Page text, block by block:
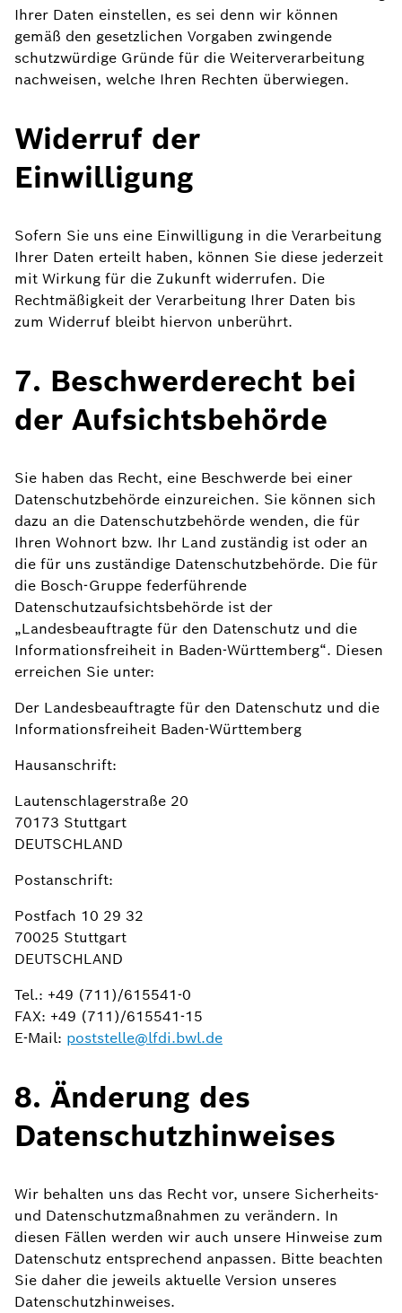
Ihrer Daten einstellen, es sei denn wir können
gemäß den gesetzlichen Vorgaben zwingende
schutzwürdige Gründe für die Weiterverarbeitung
nachweisen, welche Ihren Rechten überwiegen.
Widerruf der
Einwilligung
Sofern Sie uns eine Einwilligung in die Verarbeitung
Ihrer Daten erteilt haben, können Sie diese jederzeit
mit Wirkung für die Zukunft widerrufen. Die
Rechtmäßigkeit der Verarbeitung Ihrer Daten bis
zum Widerruf bleibt hiervon unberührt.
7. Beschwerderecht bei
der Aufsichtsbehörde
Sie haben das Recht, eine Beschwerde bei einer
Datenschutzbehörde einzureichen. Sie können sich
dazu an die Datenschutzbehörde wenden, die für
Ihren Wohnort bzw. Ihr Land zuständig ist oder an
die für uns zuständige Datenschutzbehörde. Die für
die Bosch-Gruppe federführende
Datenschutzaufsichtsbehörde ist der
„Landesbeauftragte für den Datenschutz und die
Informationsfreiheit in Baden-Württemberg“. Diesen
erreichen Sie unter:
Der Landesbeauftragte für den Datenschutz und die
Informationsfreiheit Baden-Württemberg
Hausanschrift:
Lautenschlagerstraße 20
70173 Stuttgart
DEUTSCHLAND
Postanschrift:
Postfach 10 29 32
70025 Stuttgart
DEUTSCHLAND
Tel.: +49 (711)/615541-0
FAX: +49 (711)/615541-15
E-Mail: poststelle@lfdi.bwl.de
8. Änderung des
Datenschutzhinweises
Wir behalten uns das Recht vor, unsere Sicherheits-
und Datenschutzmaßnahmen zu verändern. In
diesen Fällen werden wir auch unsere Hinweise zum
Datenschutz entsprechend anpassen. Bitte beachten
Sie daher die jeweils aktuelle Version unseres
Datenschutzhinweises.